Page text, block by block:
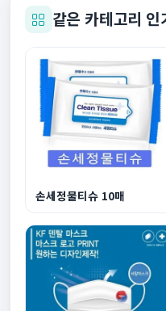
같은 카테고리 인
손세정물티슈 10매